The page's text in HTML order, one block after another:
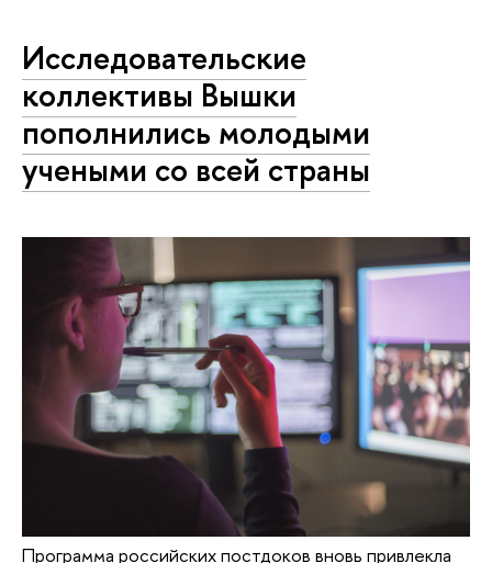
Исследовательские
коллективы Вышки
пополнились молодыми
учеными со всей страны
Программа российских постдоков вновь привлекла